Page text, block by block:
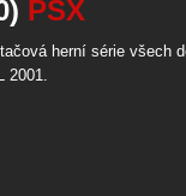
PSX
herní série všech
2001.